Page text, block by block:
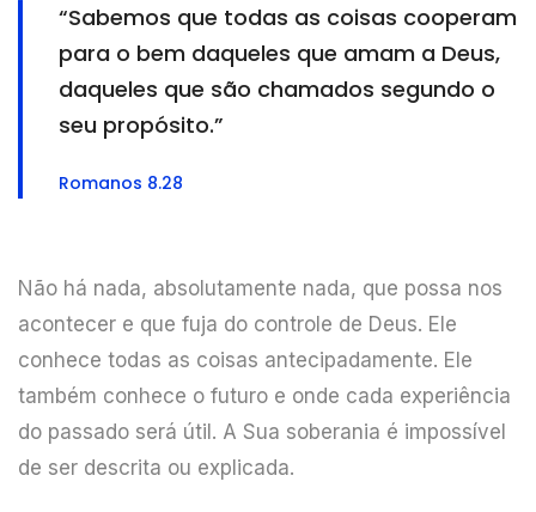
“Sabemos que todas as coisas cooperam
para o bem daqueles que amam a Deus,
daqueles que são chamados segundo o
seu propósito.”
Romanos 8.28
Não há nada, absolutamente nada, que possa nos
acontecer e que fuja do controle de Deus. Ele
conhece todas as coisas antecipadamente. Ele
também conhece o futuro e onde cada experiência
do passado será útil. A Sua soberania é impossível
de ser descrita ou explicada.